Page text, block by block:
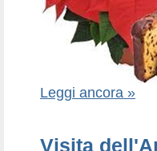
Leggi ancora »
Visita